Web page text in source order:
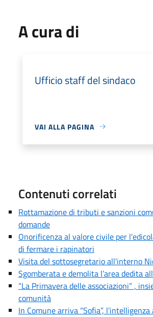
A cura di
Ufficio staff del sindaco
VAI ALLA PAGINA
Contenuti correlati
Rottamazione di tributi e sanzioni
domande
Onorificenza al valore civile per
di fermare i rapinatori
Visita del sottosegretario all'interno
Sgomberata e demolita l’area dedita
“La Primavera delle associazioni” ,
comunità
In Comune arriva “Sofia”,